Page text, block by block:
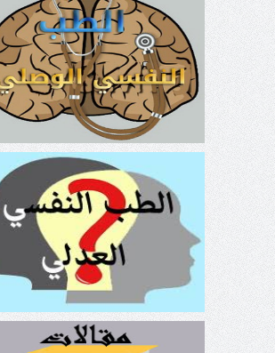
الطب النفسي الوصلي Liaison
Psychiatry
الطب النفسي العدلي Forensic
psychiatry